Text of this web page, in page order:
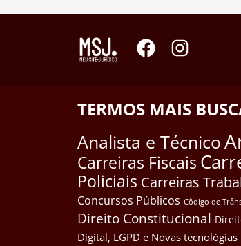
TERMOS MAIS
Analista e Técnico
Carreiras Fiscais
Policiais Carreiras
Concursos Públicos Côdigo de
Direito Constitucional
Digital, LGPD e Novas tecnológias